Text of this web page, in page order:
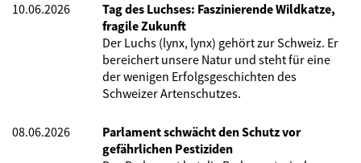
10.06.2026
Tag des Luchses: Faszinierende Wildkatze,
fragile Zukunft
Der Luchs (lynx, lynx) gehört zur Schweiz. Er
bereichert unsere Natur und steht für eine
der wenigen Erfolgsgeschichten des
Schweizer Artenschutzes.
08.06.2026
Parlament schwächt den Schutz vor
gefährlichen Pestiziden